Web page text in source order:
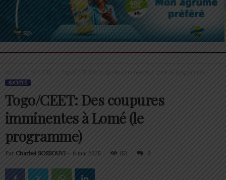
Accueil Togo/CEET: Des coupures imminentes à Lomé (le programme)
SOCIÉTÉ
Togo/CEET: Des coupures
imminentes à Lomé (le
programme)
Par Charbel SOSSOUVI - 6 mai 2025 153 0